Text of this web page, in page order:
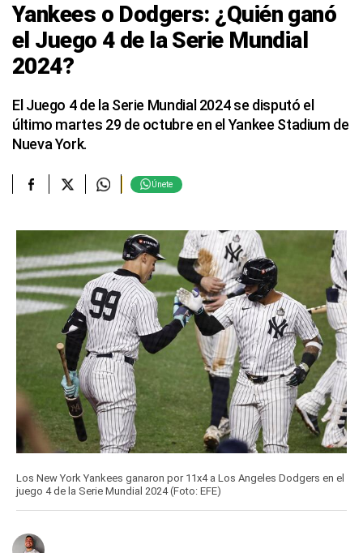
Yankees o Dodgers: ¿Quién ganó
el Juego 4 de la Serie Mundial
2024?
El Juego 4 de la Serie Mundial 2024 se disputó el
último martes 29 de octubre en el Yankee Stadium de
Nueva York.
Únete
Los New York Yankees ganaron por 11x4 a Los Angeles Dodgers en el
juego 4 de la Serie Mundial 2024 (Foto: EFE)